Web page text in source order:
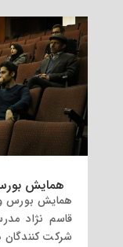
همایش بورس
همایش بورس و
قاسم نژاد
شرکت کنندگان